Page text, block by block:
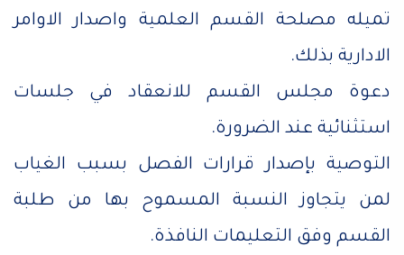
تميله مصلحة القسم العلمية واصدار الاوامر
الادارية بذلك.
دعوة مجلس القسم للانعقاد في جلسات
استثنائية عند الضرورة.
التوصية بإصدار قرارات الفصل بسبب الغياب
لمن يتجاوز النسبة المسموح بها من طلبة
القسم وفق التعليمات النافذة.